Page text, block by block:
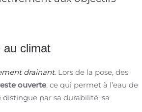
au climat
drainant. Lors de la pose, des
ouverte, ce qui permet à l’eau de
distingue par sa durabilité, sa